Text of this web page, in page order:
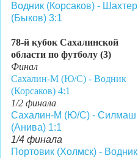
Водник (Корсаков) - Шахтер
(Быков) 3:1
78-й кубок Сахалинской
области по футболу (3)
Финал
Сахалин-М (Ю/С) - Водник
(Корсаков) 4:1
1/2 финала
Сахалин-М (Ю/С) - Силмаш
(Анива) 1:1
1/4 финала
Портовик (Холмск) - Водник